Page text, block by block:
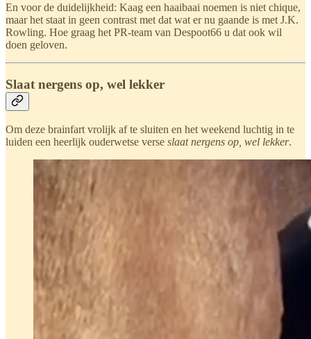
En voor de duidelijkheid: Kaag een haaibaai noemen is niet chique,
maar het staat in geen contrast met dat wat er nu gaande is met J.K.
Rowling. Hoe graag het PR-team van Despoot66 u dat ook wil
doen geloven.
Slaat nergens op, wel lekker
Om deze brainfart vrolijk af te sluiten en het weekend luchtig in te
luiden een heerlijk ouderwetse verse slaat nergens op, wel lekker.